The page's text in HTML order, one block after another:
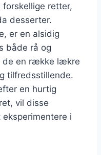
forskellige retter,
desserter.
er en alsidig
både rå og
de en række lækre
tilfredsstillende.
en hurtig
vil disse
i